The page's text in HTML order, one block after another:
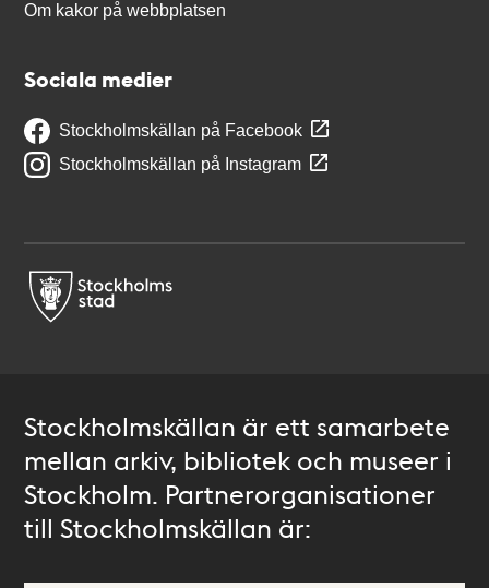
Om kakor på webbplatsen
Sociala medier
Stockholmskällan på Facebook
Stockholmskällan på Instagram
Stockholmskällan är ett samarbete
mellan arkiv, bibliotek och museer i
Stockholm. Partnerorganisationer
till Stockholmskällan är: